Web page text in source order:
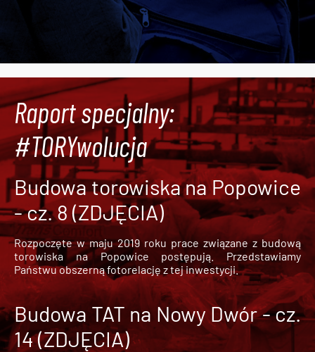
Raport specjalny:
#TORYwolucja
Budowa torowiska na Popowice
- cz. 8 (ZDJĘCIA)
Rozpoczęte w maju 2019 roku prace związane z budową
torowiska na Popowice
postępują. Przedstawiamy
Państwu obszerną fotorelację z tej inwestycji.
Budowa TAT na Nowy Dwór - cz.
14 (ZDJĘCIA)